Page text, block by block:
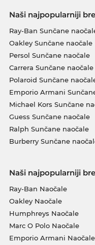
Naši najpopularniji
Ray-Ban Sunčane
Oakley Sunčane naočale
Persol Sunčane naočale
Carrera Sunčane naočale
Polaroid Sunčane
Emporio Armani
Michael Kors Sunčane
Guess Sunčane naočale
Ralph Sunčane naočale
Burberry Sunčane
Naši najpopularniji
Ray-Ban Naočale
Oakley Naočale
Humphreys Naočale
Marc O Polo Naočale
Emporio Armani Naočale